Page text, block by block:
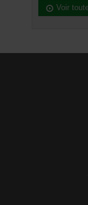
Voir